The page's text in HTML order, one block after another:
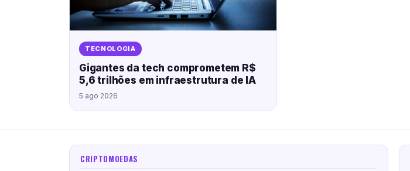
TECNOLOGIA
Gigantes da tech comprometem R$
5,6 trilhões em infraestrutura de IA
5 ago 2026
CRIPTOMOEDAS